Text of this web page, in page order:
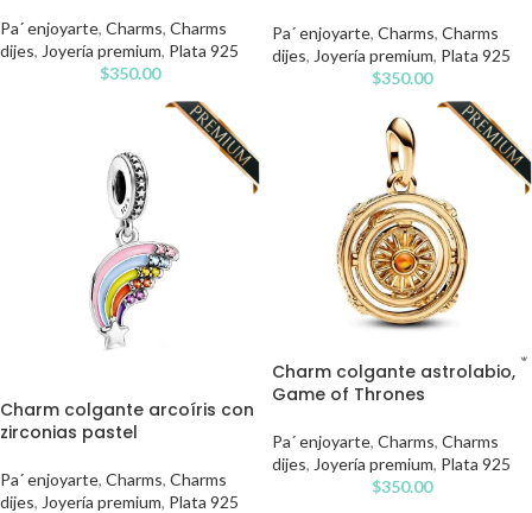
Pa´ enjoyarte, Charms, Charms
dijes, Joyería premium, Plata 925
$350.00
Pa´ enjoyarte, Charms, Charms
dijes, Joyería premium, Plata 925
$350.00
Charm colgante arcoíris con
zirconias pastel
Pa´ enjoyarte, Charms, Charms
dijes, Joyería premium, Plata 925
Charm colgante astrolabio,
Game of Thrones
Pa´ enjoyarte, Charms, Charms
dijes, Joyería premium, Plata 925
$350.00